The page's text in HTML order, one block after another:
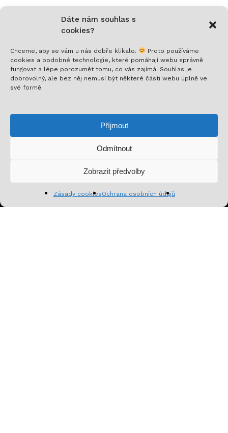
Dáte nám souhlas s
cookies?
Chceme, aby se vám u nás dobře klikalo.
Proto používáme
cookies a podobné technologie, které pomáhají webu správně
fungovat a lépe porozumět tomu, co vás zajímá. Souhlas je
dobrovolný, ale bez něj nemusí být některé části webu úplně ve
své formě.
Příjmout
Odmítnout
Zobrazit předvolby
Zásady cookiesOchrana osobních údajů
Nech si posílat to nejlepší!
speciální nabídky a inspirativní obsah. Přinášíme ti
jen to, co stojí za to!